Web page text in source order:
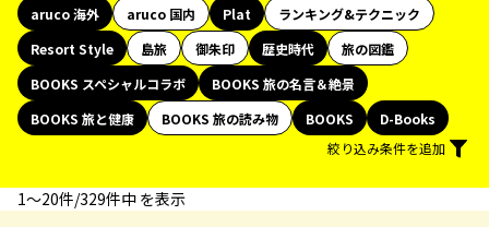
aruco 海外
aruco 国内 Plat
ランキング&テクニック
Resort Style
島旅 御朱印 歴史時代
旅の図鑑
BOOKS スペシャルコラボ
BOOKS 旅の名言＆絶景
BOOKS 旅と健康
BOOKS 旅の読み物 BOOKS
D-Books
絞り込み条件を追加
1〜20件/329件中 を表示